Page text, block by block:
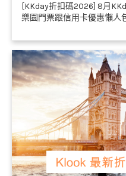
[KKday折扣碼2026] 8月
樂園門票跟信用卡優惠懶人